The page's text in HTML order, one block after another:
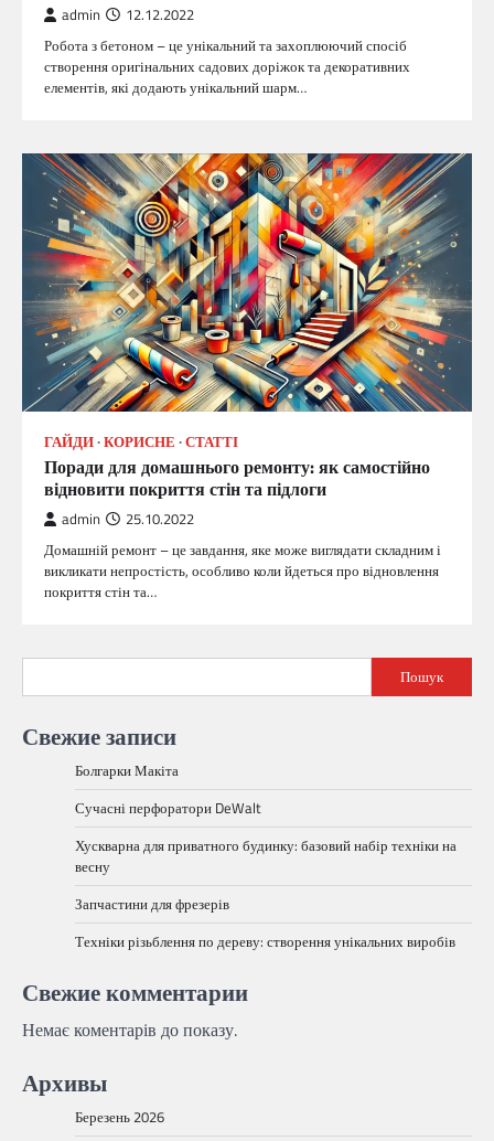
admin 12.12.2022
Робота з бетоном – це унікальний та захоплюючий спосіб
створення оригінальних садових доріжок та декоративних
елементів, які додають унікальний шарм…
ГАЙДИ КОРИСНЕ СТАТТІ
Поради для домашнього ремонту: як самостійно
відновити покриття стін та підлоги
admin 25.10.2022
Домашній ремонт – це завдання, яке може виглядати складним і
викликати непростість, особливо коли йдеться про відновлення
покриття стін та…
Пошук
Свежие записи
Болгарки Макіта
Сучасні перфоратори DeWalt
Хускварна для приватного будинку: базовий набір техніки на
весну
Запчастини для фрезерів
Техніки різьблення по дереву: створення унікальних виробів
Свежие комментарии
Немає коментарів до показу.
Архивы
Березень 2026